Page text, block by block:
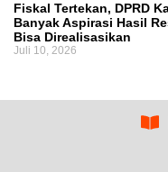
Fiskal Tertekan, DPRD
Banyak Aspirasi Hasil
Bisa Direalisasikan
Juli 10, 2026